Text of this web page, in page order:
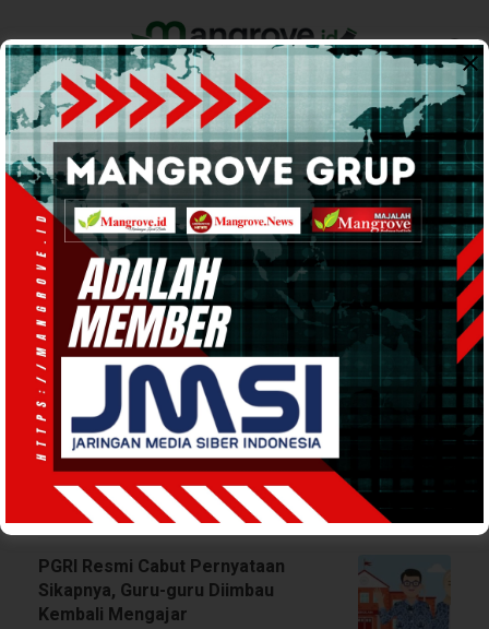
Home Pemerintahan Ekonomi & Bisnis Info Tanah Papua
Support by
Dinas Pendidikan
Ketua DPRK Minta Koruptor
Dana MBS Segera Diungkap
30 Juni 2025 - 16:01 WIB
PGRI Resmi Cabut Pernyataan
Sikapnya, Guru-guru Diimbau
Kembali Mengajar